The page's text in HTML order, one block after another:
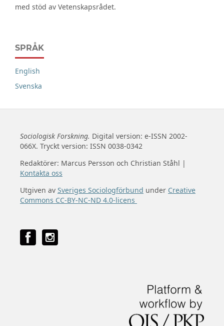
med stöd av Vetenskapsrådet.
SPRÅK
English
Svenska
Sociologisk Forskning. Digital version: e-ISSN 2002-
066X. Tryckt version: ISSN 0038-0342
Redaktörer: Marcus Persson och Christian Ståhl |
Kontakta oss
Utgiven av Sveriges Sociologförbund under Creative
Commons CC-BY-NC-ND 4.0-licens